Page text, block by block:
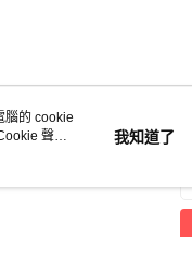
腦的 cookie
聲明
我知道了